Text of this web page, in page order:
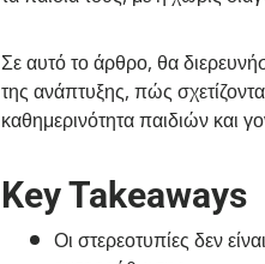
Σε αυτό το άρθρο, θα
της ανάπτυξης, πώς
καθημερινότητα παιδιών και
Key Takeaways
Οι στερεοτυπίες δεν